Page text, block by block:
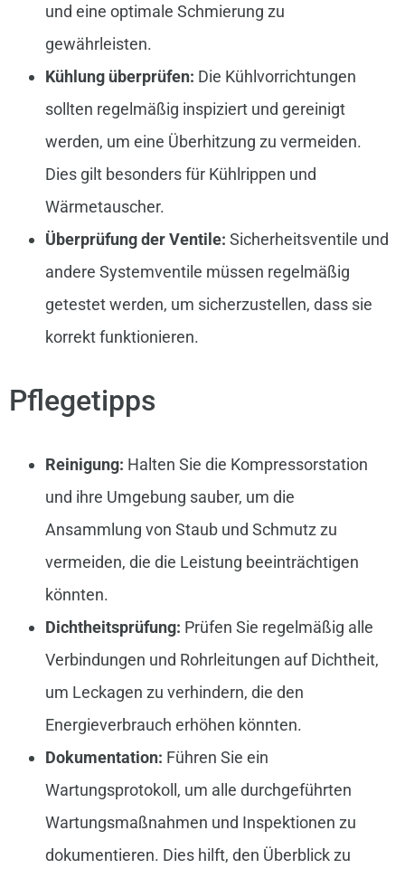
und eine optimale Schmierung zu
gewährleisten.
Kühlung überprüfen: Die Kühlvorrichtungen
sollten regelmäßig inspiziert und gereinigt
werden, um eine Überhitzung zu vermeiden.
Dies gilt besonders für Kühlrippen und
Wärmetauscher.
Überprüfung der Ventile: Sicherheitsventile und
andere Systemventile müssen regelmäßig
getestet werden, um sicherzustellen, dass sie
korrekt funktionieren.
Pflegetipps
Reinigung: Halten Sie die Kompressorstation
und ihre Umgebung sauber, um die
Ansammlung von Staub und Schmutz zu
vermeiden, die die Leistung beeinträchtigen
könnten.
Dichtheitsprüfung: Prüfen Sie regelmäßig alle
Verbindungen und Rohrleitungen auf Dichtheit,
um Leckagen zu verhindern, die den
Energieverbrauch erhöhen könnten.
Dokumentation: Führen Sie ein
Wartungsprotokoll, um alle durchgeführten
Wartungsmaßnahmen und Inspektionen zu
dokumentieren. Dies hilft, den Überblick zu